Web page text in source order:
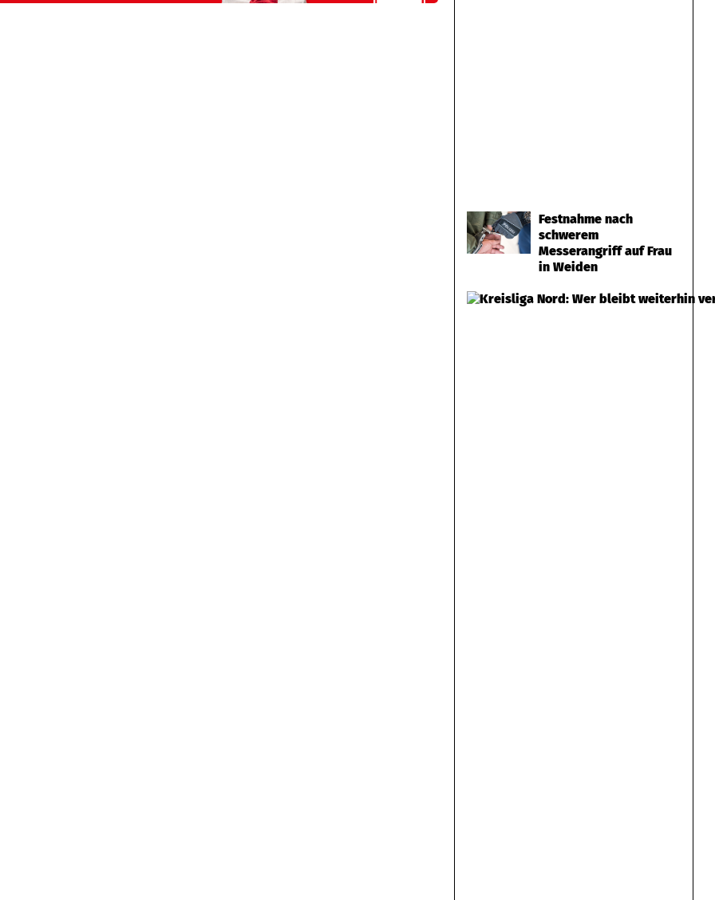
Festnahme nach
schwerem
Messerangriff auf Frau
in Weiden